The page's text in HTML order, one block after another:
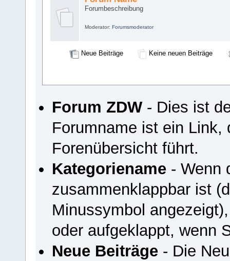
Forumbeschreibung
Moderator: Forumsmoderator
Neue Beiträge Keine neuen Beiträge
Forum ZDW- Dies ist
Forumname ist ein Link,
Forenübersicht führt.
Kategoriename- Wenn
zusammenklappbar ist
Minussymbol
oder aufgeklappt, wenn
Neue Beiträge- Die